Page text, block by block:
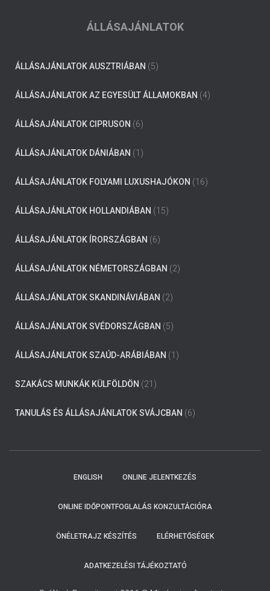
ÁLLÁSAJÁNLATOK
ÁLLÁSAJÁNLATOK AUSZTRIÁBAN (5)
ÁLLÁSAJÁNLATOK AZ EGYESÜLT ÁLLAMOKBAN (4)
ÁLLÁSAJÁNLATOK CIPRUSON (6)
ÁLLÁSAJÁNLATOK DÁNIÁBAN (1)
ÁLLÁSAJÁNLATOK FOLYAMI LUXUSHAJÓKON (16)
ÁLLÁSAJÁNLATOK HOLLANDIÁBAN (15)
ÁLLÁSAJÁNLATOK ÍRORSZÁGBAN (6)
ÁLLÁSAJÁNLATOK NÉMETORSZÁGBAN (2)
ÁLLÁSAJÁNLATOK SKANDINÁVIÁBAN (2)
ÁLLÁSAJÁNLATOK SVÉDORSZÁGBAN (5)
ÁLLÁSAJÁNLATOK SZAÚD-ARÁBIÁBAN (1)
SZAKÁCS MUNKÁK KÜLFÖLDÖN (21)
TANULÁS ÉS ÁLLÁSAJÁNLATOK SVÁJCBAN (6)
ENGLISH ONLINE JELENTKEZÉS
ONLINE IDŐPONTFOGLALÁS KONZULTÁCIÓRA
ÖNÉLETRAJZ KÉSZÍTÉS ELÉRHETŐSÉGEK
ADATKEZELÉSI TÁJÉKOZTATÓ